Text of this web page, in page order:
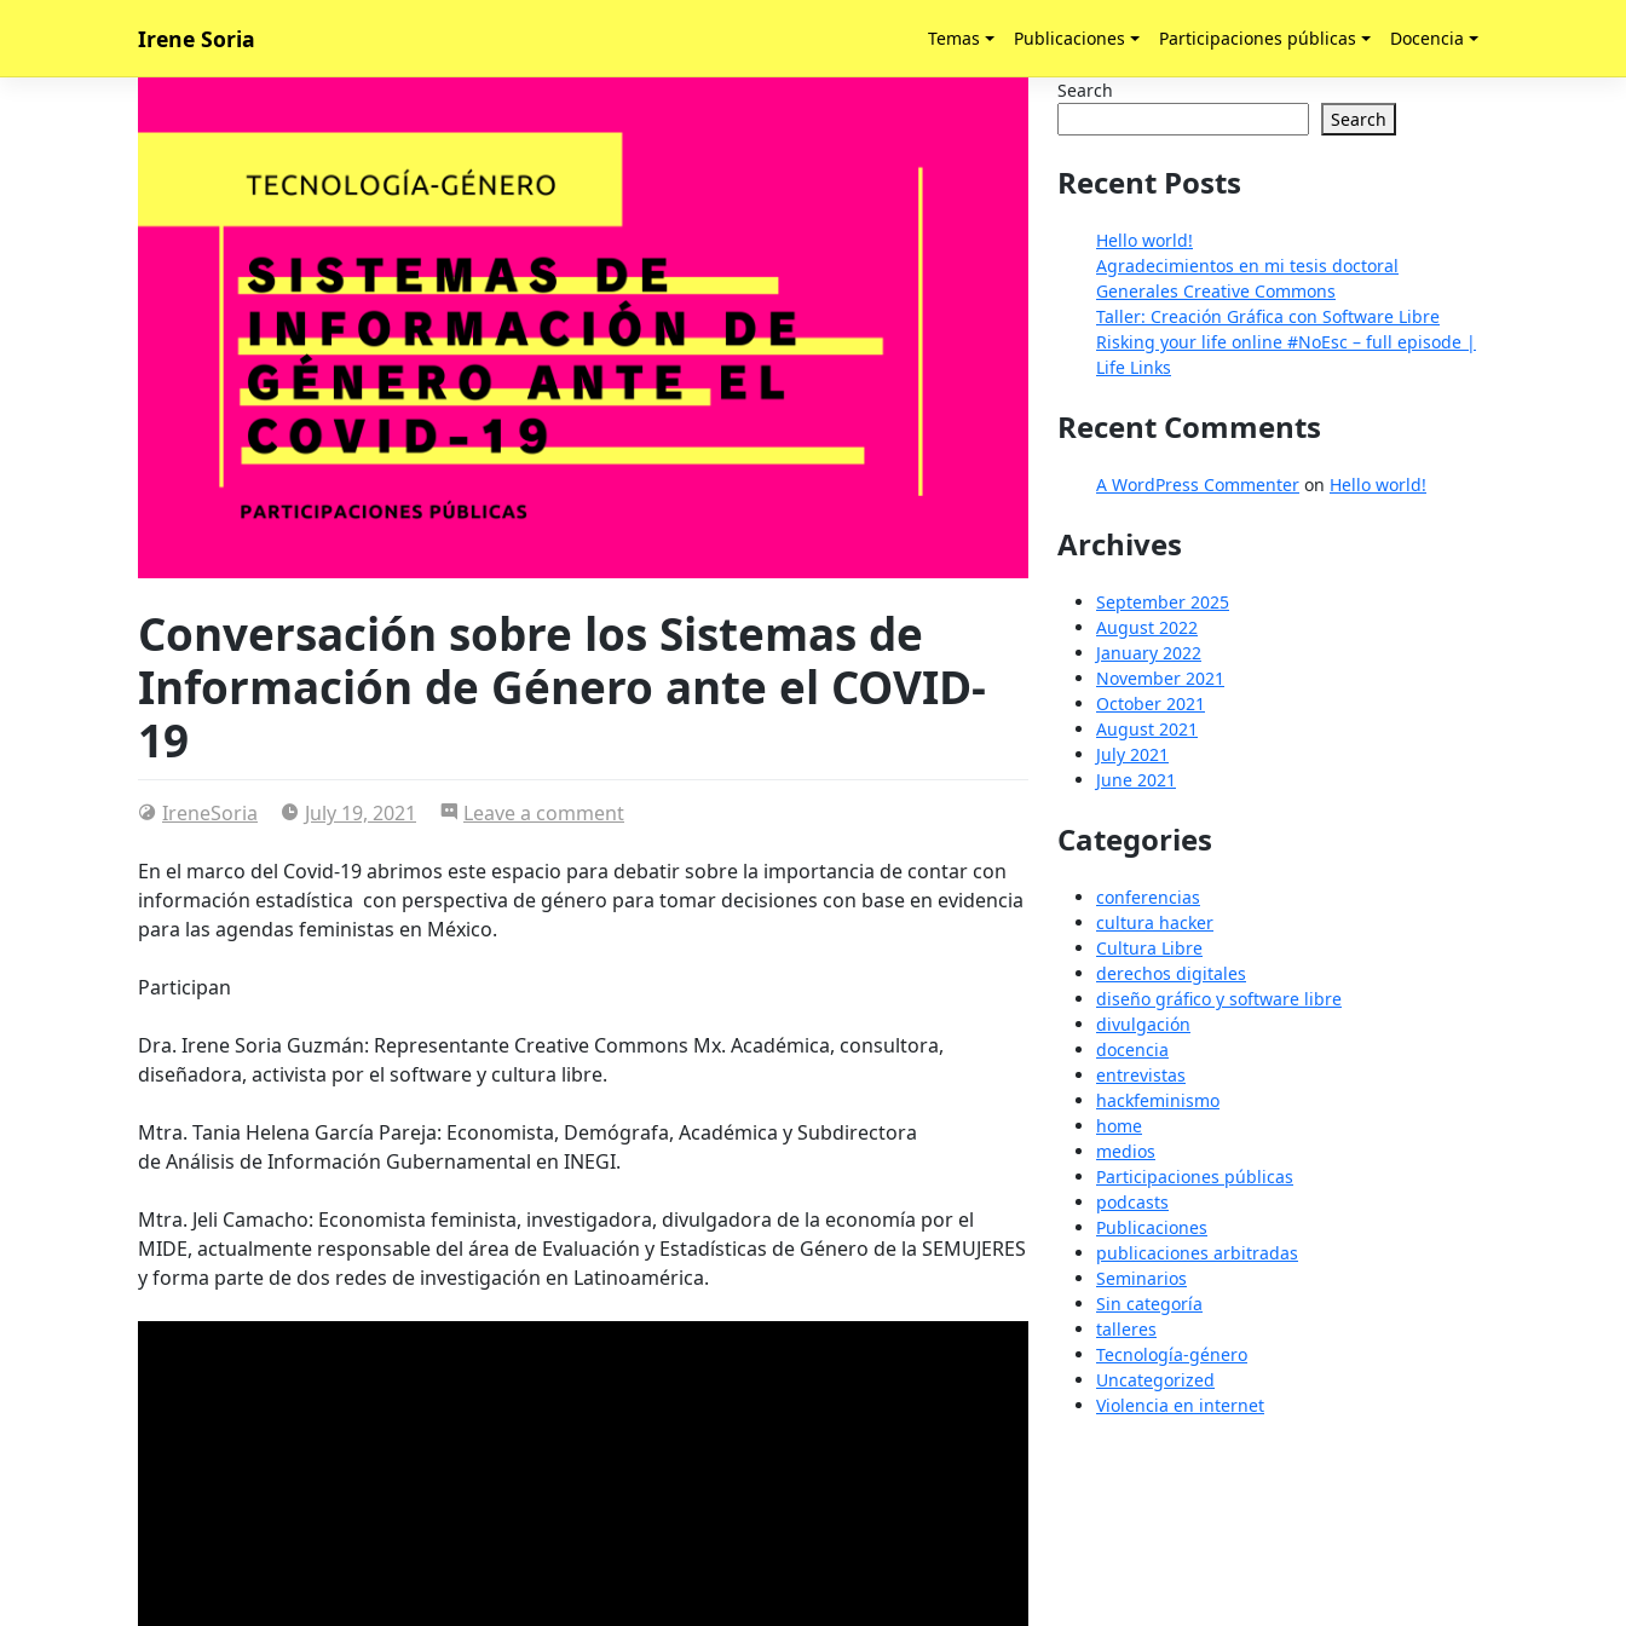
content
Irene Soria Temas Publicaciones Participaciones públicas Docencia
Conversación sobre los Sistemas de
Información de Género ante el COVID-
19
IreneSoria July 19, 2021 Leave a commenton
sobre
los
Género
COVID-
En el marco del Covid-19 abrimos este espacio para debatir sobre la importancia de contar con
información estadística con perspectiva de género para tomar decisiones con base en evidencia
para las agendas feministas en México.
Participan
Dra. Irene Soria Guzmán: Representante Creative Commons Mx. Académica, consultora,
diseñadora, activista por el software y cultura libre.
Mtra. Tania Helena García Pareja: Economista, Demógrafa, Académica y Subdirectora
de Análisis de Información Gubernamental en INEGI.
Mtra. Jeli Camacho: Economista feminista, investigadora, divulgadora de la economía por el
MIDE, actualmente responsable del área de Evaluación y Estadísticas de Género de la SEMUJERES
y forma parte de dos redes de investigación en Latinoamérica.
Search
Search
Recent Posts
Hello world!
Agradecimientos en mi tesis doctoral
Generales Creative Commons
Taller: Creación Gráfica con Software Libre
Risking your life online #NoEsc – full episode |
Life Links
Recent Comments
A WordPress Commenter on Hello world!
Archives
September 2025
August 2022
January 2022
November 2021
October 2021
August 2021
July 2021
June 2021
Categories
conferencias
cultura hacker
Cultura Libre
derechos digitales
diseño gráfico y software libre
divulgación
docencia
entrevistas
hackfeminismo
home
medios
Participaciones públicas
podcasts
Publicaciones
publicaciones arbitradas
Seminarios
Sin categoría
talleres
Tecnología-género
Uncategorized
Violencia en internet